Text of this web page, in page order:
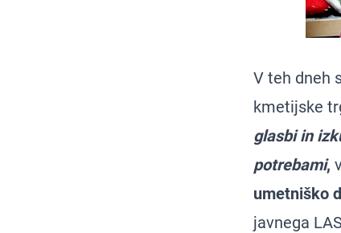
V teh dneh
kmetijske
glasbi in
potrebami,
umetniško
javnega